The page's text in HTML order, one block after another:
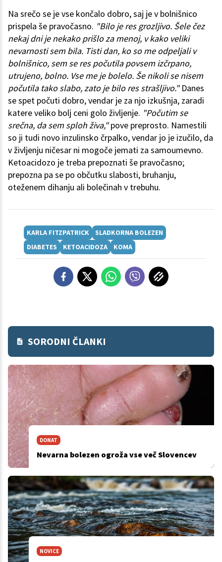
Na srečo se je vse končalo dobro, saj je v bolnišnico
prispela še pravočasno. "Bilo je res grozljivo. Šele čez
nekaj dni je nekako prišlo za menoj, v kako veliki
nevarnosti sem bila. Tisti dan, ko so me odpeljali v
bolnišnico, sem se res počutila povsem izčrpano,
utrujeno, bolno. Vse me je bolelo. Še nikoli se nisem
počutila tako slabo, zato je bilo res strašljivo."Danes
se spet počuti dobro, vendar je za njo izkušnja, zaradi
katere veliko bolj ceni golo življenje. "Počutim se
srečna, da sem sploh živa,"pove preprosto. Namestili
so ji tudi novo inzulinsko črpalko, vendar jo je izučilo, da
v življenju ničesar ni mogoče jemati za samoumevno.
Ketoacidozo je treba prepoznati še pravočasno;
prepozna pa se po občutku slabosti, bruhanju,
oteženem dihanju ali bolečinah v trebuhu.
KARLA FITZPATRICK
SLADKORNA BOLEZEN
DIABETES
KETOACIDOZA KOMA
SORODNI ČLANKI
DONAT
Nevarna bolezen ogroža vse več Slovencev
NOVICE